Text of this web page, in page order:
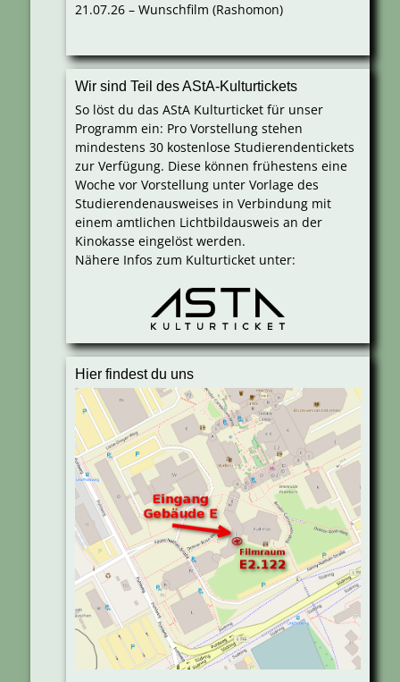
21.07.26 – Wunschfilm (Rashomon)
Wir sind Teil des AStA-Kulturtickets
So löst du das AStA Kulturticket für unser
Programm ein: Pro Vorstellung stehen
mindestens 30 kostenlose Studierendentickets
zur Verfügung. Diese können frühestens eine
Woche vor Vorstellung unter Vorlage des
Studierendenausweises in Verbindung mit
einem amtlichen Lichtbildausweis an der
Kinokasse eingelöst werden.
Nähere Infos zum Kulturticket unter:
Hier findest du uns